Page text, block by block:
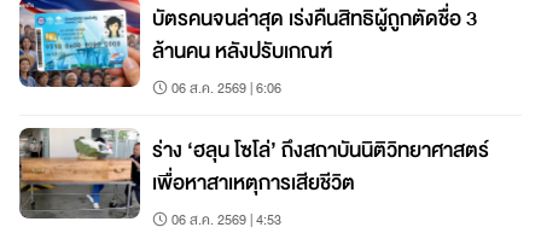
บัตรคนจนล่าสุด เร่งคืนสิทธิผู้ถูกตัดชื่อ 3
ล้านคน หลังปรับเกณฑ์
06 ส.ค. 2569 | 6:06
ร่าง ‘ฮลุน โซโล่’ ถึงสถาบันนิติวิทยาศาสตร์
เพื่อหาสาเหตุการเสียชีวิต
06 ส.ค. 2569 | 4:53